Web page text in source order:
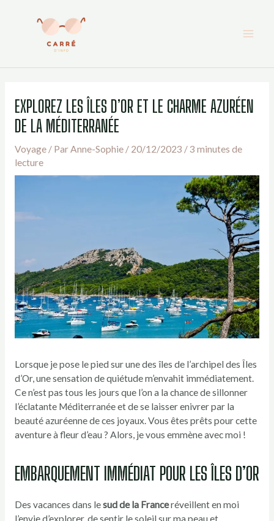
EXPLOREZ LES ÎLES D’OR ET LE CHARME AZURÉEN
DE LA MÉDITERRANÉE
Voyage/ Par Anne-Sophie / 20/12/2023 /3 minutes de
lecture
Lorsque je pose le pied sur une des îles de l’archipel des Îles
d’Or, une sensation de quiétude m’envahit immédiatement.
Ce n’est pas tous les jours que l’on a la chance de sillonner
l’éclatante Méditerranée et de se laisser enivrer par la
beauté azuréenne de ces joyaux. Vous êtes prêts pour cette
aventure à fleur d’eau ? Alors, je vous emmène avec moi !
EMBARQUEMENT IMMÉDIAT POUR LES ÎLES D’OR
Des vacances dans lesud de la Franceréveillent en moi
l’envie d’explorer, de sentir le soleil sur ma peau et